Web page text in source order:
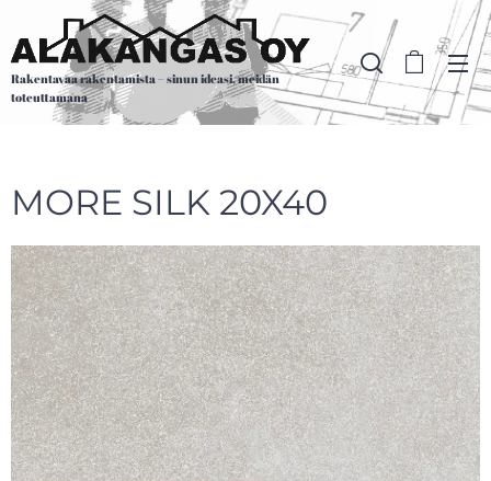
Rakentavaa rakentamista – sinun ideasi, meidän
toteuttamana
MORE SILK 20X40